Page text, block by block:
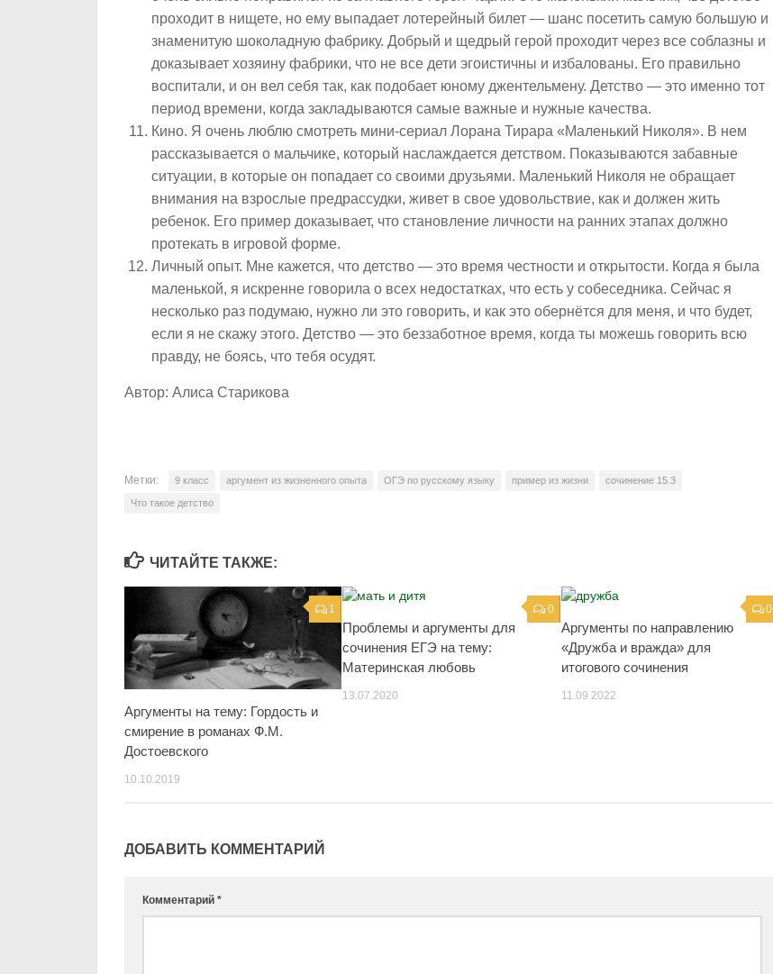
проходит в нищете, но ему выпадает лотерейный билет — шанс посетить самую большую и
знаменитую шоколадную фабрику. Добрый и щедрый герой проходит через все соблазны и
доказывает хозяину фабрики, что не все дети эгоистичны и избалованы. Его правильно
воспитали, и он вел себя так, как подобает юному джентельмену. Детство — это именно тот
период времени, когда закладываются самые важные и нужные качества.
Кино. Я очень люблю смотреть мини-сериал Лорана Тирара «Маленький Николя». В нем
рассказывается о мальчике, который наслаждается детством. Показываются забавные
ситуации, в которые он попадает со своими друзьями. Маленький Николя не обращает
внимания на взрослые предрассудки, живет в свое удовольствие, как и должен жить
ребенок. Его пример доказывает, что становление личности на ранних этапах должно
протекать в игровой форме.
Личный опыт. Мне кажется, что детство — это время честности и открытости. Когда я была
маленькой, я искренне говорила о всех недостатках, что есть у собеседника. Сейчас я
несколько раз подумаю, нужно ли это говорить, и как это обернётся для меня, и что будет,
если я не скажу этого. Детство — это беззаботное время, когда ты можешь говорить всю
правду, не боясь, что тебя осудят.
Автор: Алиса Старикова
Метки: 9 класс аргумент из жизненного опыта ОГЭ по русскому языку пример из жизни сочинение 15.3
Что такое детство
ЧИТАЙТЕ ТАКЖЕ:
1
Аргументы на тему: Гордость и
смирение в романах Ф.М.
Достоевского
10.10.2019
0
Проблемы и аргументы для
сочинения ЕГЭ на тему:
Материнская любовь
13.07.2020
0
Аргументы по направлению
«Дружба и вражда» для
итогового сочинения
11.09.2022
ДОБАВИТЬ КОММЕНТАРИЙ
Комментарий *